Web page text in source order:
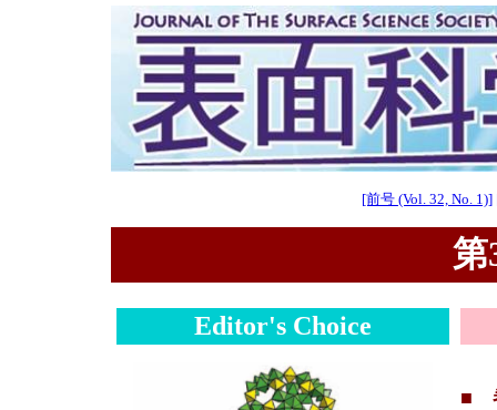
[前号 (Vol. 32, No. 1)]
第
Editor's Choice
■